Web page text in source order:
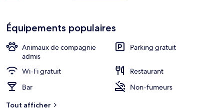
voyageurs
Équipements populaires
Animaux de compagnie
admis
Parking gratuit
Wi-Fi gratuit
Restaurant
Bar
Non-fumeurs
Tout afficher